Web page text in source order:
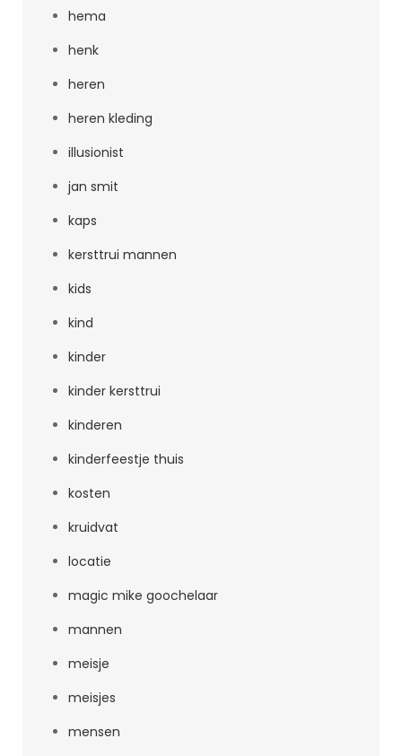
hema
henk
heren
heren kleding
illusionist
jan smit
kaps
kersttrui mannen
kids
kind
kinder
kinder kersttrui
kinderen
kinderfeestje thuis
kosten
kruidvat
locatie
magic mike goochelaar
mannen
meisje
meisjes
mensen